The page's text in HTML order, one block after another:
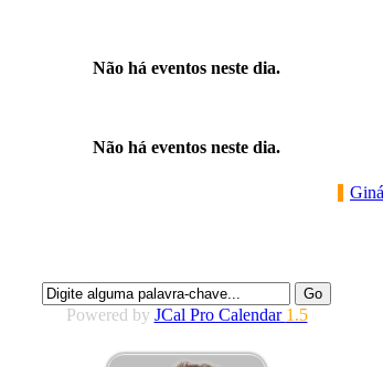
Não há eventos neste dia.
Não há eventos neste dia.
Powered by JCal Pro Calendar 1.5